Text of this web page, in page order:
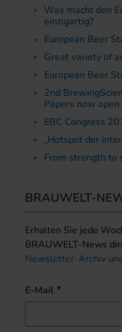
Was macht den
einzigartig?
European Beer
Great variety of
European Beer
2nd
Papers now open
EBC Congress
„Hotspot der
From strength to
BRAUWELT-
Erhalten Sie jede
BRAUWELT-News
Newsletter-Archiv
E-Mail